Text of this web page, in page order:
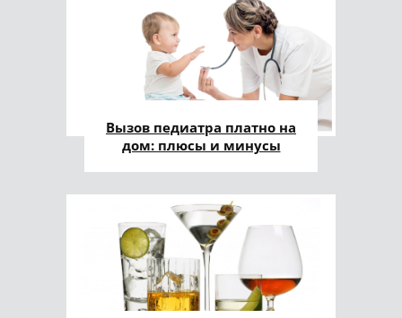
Вызов педиатра платно на
дом: плюсы и минусы